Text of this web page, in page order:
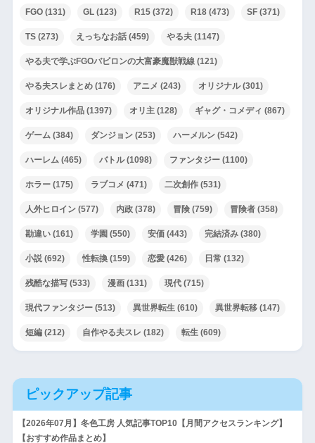
FGO(131) GL(123) R15(372) R18(473) SF(371)
TS(273) えっちなお話(459) やる夫(1147)
やる夫で学ぶFGOバビロンの大富豪魔獣戦線(121)
やる夫スレまとめ(176) アニメ (243) オリジナル(301)
オリジナル作品(1397) オリ主(128) ギャグ・コメディ (867)
ゲーム (384) ダンジョン(253) ハーメルン(542)
ハーレム (465) バトル(1098) ファンタジー(1100)
ホラー(175) ラブコメ (471) 二次創作(531)
人外ヒロイン(577) 内政(378) 冒険(759) 冒険者(358)
勘違い(161) 学園 (550) 安価(443) 完結済み(380)
小説(692) 性転換(159) 恋愛(426) 日常 (132)
残酷な描写(533) 漫画(131) 現代(715)
現代ファンタジー(513) 異世界転生(610) 異世界転移(147)
短編(212) 自作やる夫スレ (182) 転生(609)
ピックアップ記事
【2026年07月】冬色工房 人気記事TOP10【月間アクセスランキング】
【おすすめ作品まとめ】